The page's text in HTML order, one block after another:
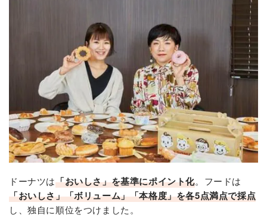
ドーナツは「おいしさ」を基準にポイント化。フードは
「おいしさ」「ボリューム」「本格度」を各5点満点で採点
し、独自に順位をつけました。